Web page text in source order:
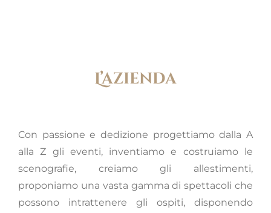
L’azienda
Con passione e dedizione progettiamo dalla A
alla Z gli eventi, inventiamo e costruiamo le
scenografie, creiamo gli allestimenti,
proponiamo una vasta gamma di spettacoli che
possono intrattenere gli ospiti, disponendo